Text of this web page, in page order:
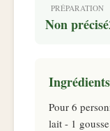
PRÉPARATION
Non précisé
Ingrédients
Pour 6
lait - 1